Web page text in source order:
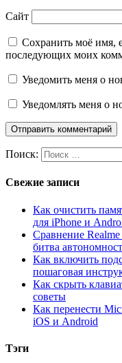
Сайт
Сохранить моё имя,
последующих моих
Уведомить меня о
Уведомлять меня о
Поиск:
Свежие записи
Как очистить
для iPhone и
Сравнение
битва
Как включить
пошаговая
Как скрыть
советы
Как перенести
iOS и Android
Тэги